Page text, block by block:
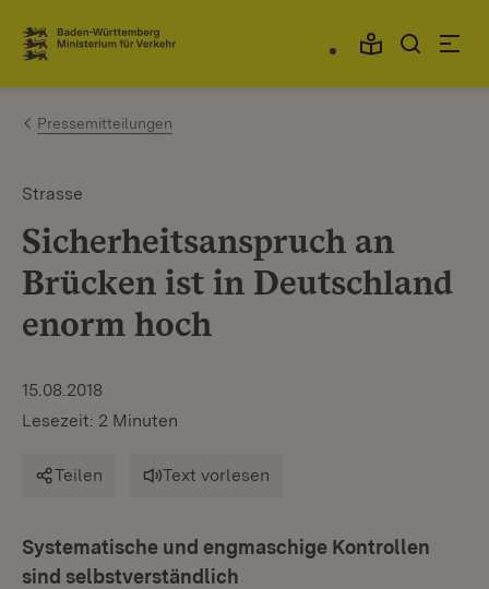
Zum Inhalt springen
Link zur Startseite
Pressemitteilungen
Strasse
Sicherheitsanspruch an
Brücken ist in Deutschland
enorm hoch
15.08.2018
Lesezeit: 2 Minuten
Teilen Text vorlesen
Systematische und engmaschige Kontrollen
sind selbstverständlich